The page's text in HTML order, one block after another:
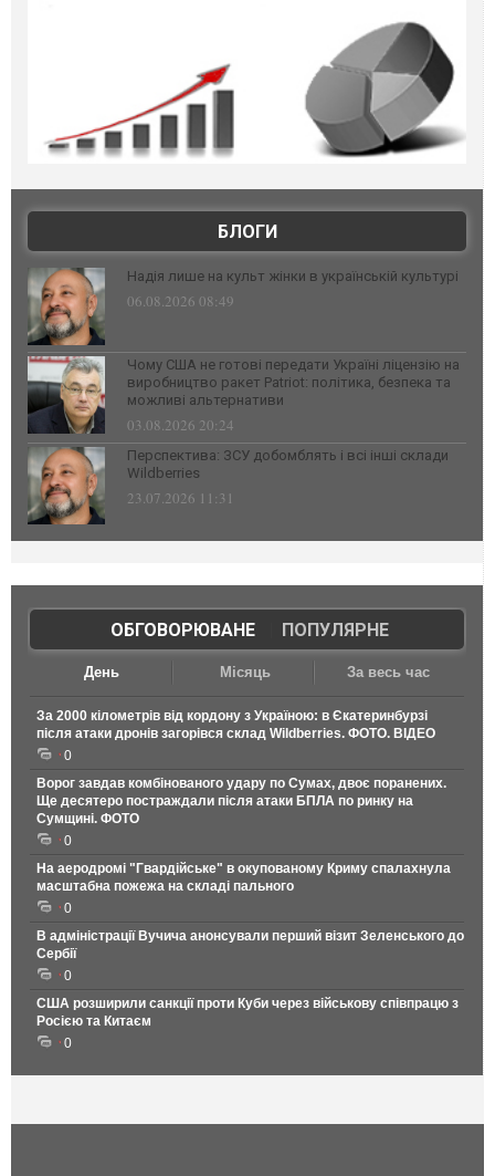
БЛОГИ
Надія лише на культ жінки в українській культурі
06.08.2026 08:49
Чому США не готові передати Україні ліцензію на
виробництво ракет Patriot: політика, безпека та
можливі альтернативи
03.08.2026 20:24
Перспектива: ЗСУ добомблять і всі інші склади
Wildberries
23.07.2026 11:31
ОБГОВОРЮВАНЕ| ПОПУЛЯРНЕ
День Місяць За весь час
За 2000 кілометрів від кордону з Україною: в Єкатеринбурзі
після атаки дронів загорівся склад Wildberries. ФОТО. ВІДЕО
0
Ворог завдав комбінованого удару по Сумах, двоє поранених.
Ще десятеро постраждали після атаки БПЛА по ринку на
Сумщині. ФОТО
0
На аеродромі "Гвардійське" в окупованому Криму спалахнула
масштабна пожежа на складі пального
0
В адміністрації Вучича анонсували перший візит Зеленського до
Сербії
0
США розширили санкції проти Куби через військову співпрацю з
Росією та Китаєм
0